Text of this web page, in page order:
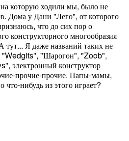
которую ходили мы, было не
Дома у Дани "Лего", от которого
что до сих пор о
конструкторного многообразия
тут... Я даже названий таких не
"Шарогон", "Zoob",
электронный конструктор
прочие-прочие. Папы-мамы,
нибудь из этого играет?